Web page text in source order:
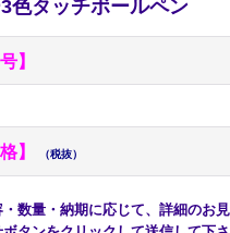
色タッチボールペン
】
】 （税抜）
量・納期に応じて、詳細のお見